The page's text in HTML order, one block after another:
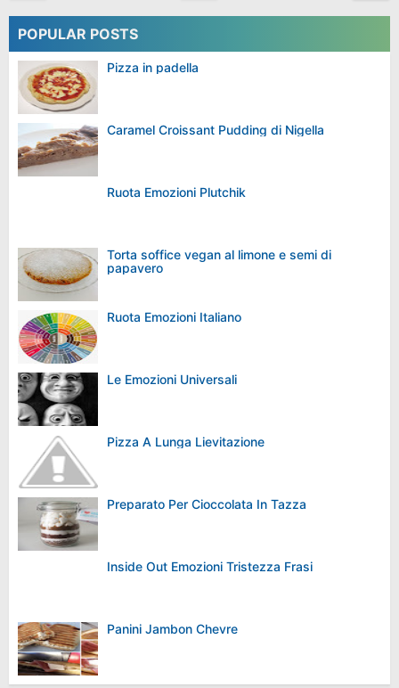
POPULAR POSTS
Pizza in padella
Caramel Croissant Pudding di Nigella
Ruota Emozioni Plutchik
Torta soffice vegan al limone e semi di
papavero
Ruota Emozioni Italiano
Le Emozioni Universali
Pizza A Lunga Lievitazione
Preparato Per Cioccolata In Tazza
Inside Out Emozioni Tristezza Frasi
Panini Jambon Chevre